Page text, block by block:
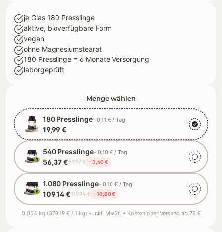
je Glas 180 Presslinge
aktive, bioverfügbare Form
vegan
ohne Magnesiumstearat
180 Presslinge = 6 Monate Versorgung
laborgeprüft
Menge wählen
180 Presslinge- 0,11 € / Tag
19,99 €
540 Presslinge- 0,10 € / Tag
56,37 €59,97 € - 3,60 €
1.080 Presslinge- 0,10 € / Tag
109,14 €119,94 € - 10,80 €
0.054 kg (370,19 € / 1 kg) • inkl. MwSt. • Kostenloser Versand ab 75 €